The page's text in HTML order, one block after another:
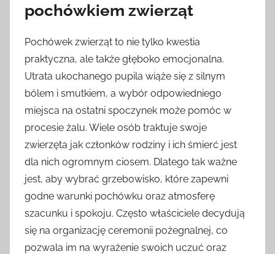
pochówkiem zwierząt
Pochówek zwierząt to nie tylko kwestia
praktyczna, ale także głęboko emocjonalna.
Utrata ukochanego pupila wiąże się z silnym
bólem i smutkiem, a wybór odpowiedniego
miejsca na ostatni spoczynek może pomóc w
procesie żalu. Wiele osób traktuje swoje
zwierzęta jak członków rodziny i ich śmierć jest
dla nich ogromnym ciosem. Dlatego tak ważne
jest, aby wybrać grzebowisko, które zapewni
godne warunki pochówku oraz atmosferę
szacunku i spokoju. Często właściciele decydują
się na organizację ceremonii pożegnalnej, co
pozwala im na wyrażenie swoich uczuć oraz